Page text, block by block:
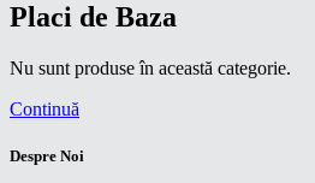
Placi de Baza
Nu sunt produse în această categorie.
Continuă
Despre Noi